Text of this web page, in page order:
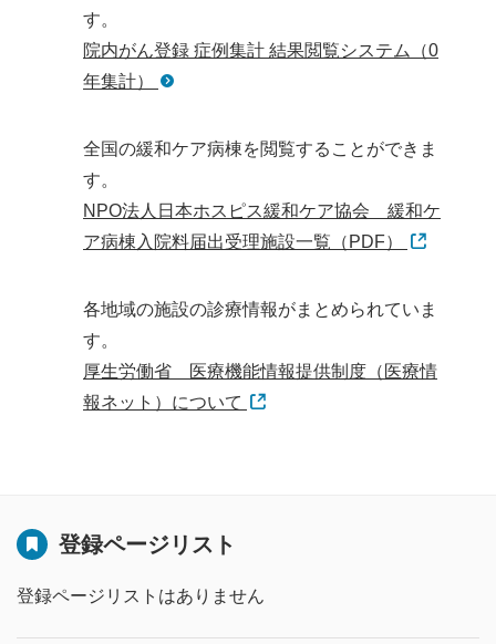
す。
院内がん登録 症例集計 結果閲覧システム（0
年集計）
全国の緩和ケア病棟を閲覧することができま
す。
NPO法人日本ホスピス緩和ケア協会 緩和ケ
ア病棟入院料届出受理施設一覧（PDF）
各地域の施設の診療情報がまとめられていま
す。
厚生労働省 医療機能情報提供制度（医療情
報ネット）について
登録ページリスト
登録ページリストはありません